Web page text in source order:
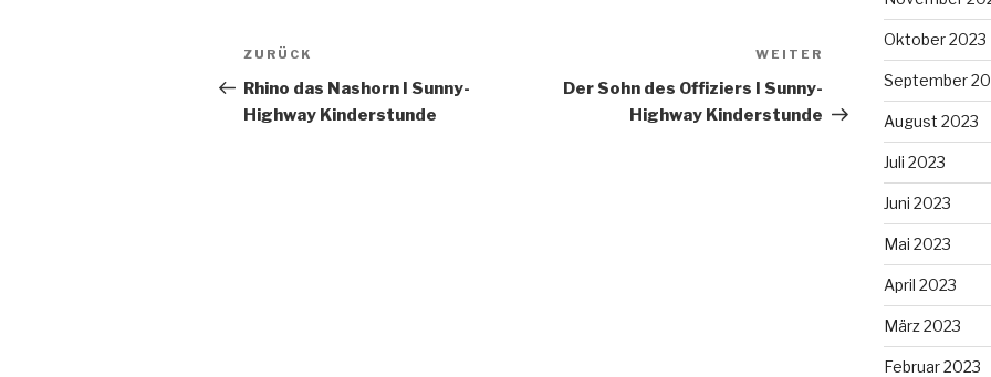
Beitragsnavigation
Vorheriger
Beitrag
ZURÜCK
Rhino das Nashorn I Sunny-
Highway Kinderstunde
Nächster
Beitrag
WEITER
Der Sohn des Offiziers I Sunny-
Highway Kinderstunde
Oktober 2023
September
August 2023
Juli 2023
Juni 2023
Mai 2023
April 2023
März 2023
Februar 2023